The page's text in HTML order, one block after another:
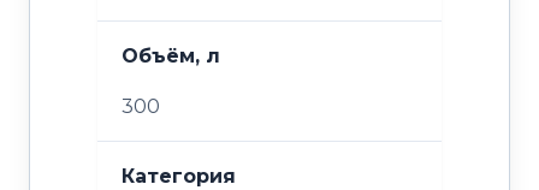
Объём, л
300
Категория